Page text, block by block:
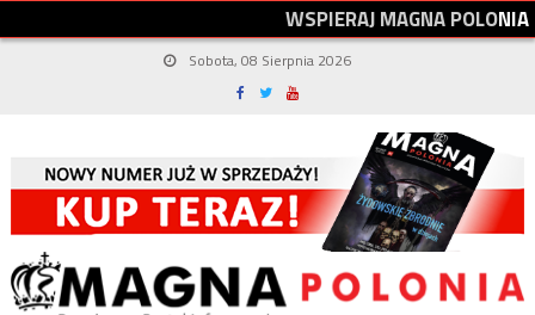
WSPIERAJMAGNAPOLONIA
Sobota, 08 Sierpnia 2026